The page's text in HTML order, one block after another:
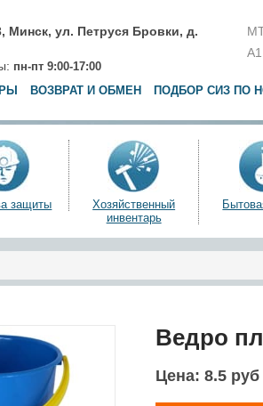
Минск, ул. Петруся Бровки, д.
пн-пт 9:00-17:00
A1
ВОЗВРАТ И ОБМЕН ПОДБОР СИЗ ПО
защиты
Хозяйственный
инвентарь
Ведро
Цена: 8.5